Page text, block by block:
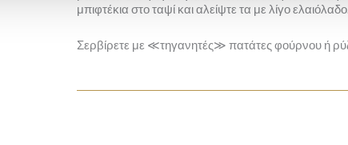
μπιφτέκια στο ταψί και αλείψτε τα με λίγο
Σερβίρετε με ≪τηγανητές≫ πατάτες φούρνου ή